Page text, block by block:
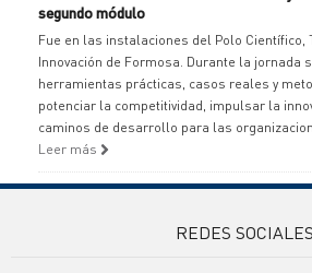
segundo módulo
Fue en las instalaciones del Polo Científico,
Innovación de Formosa. Durante la jornada
herramientas prácticas, casos reales y
potenciar la competitividad, impulsar la
caminos de desarrollo para las
Leer más
REDES SOCIALES